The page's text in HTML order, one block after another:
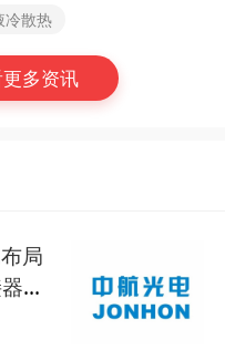
冷散热
多资讯
局
等